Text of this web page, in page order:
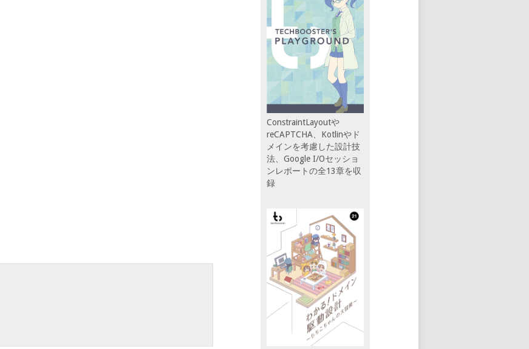
ConstraintLayoutや
reCAPTCHA、Kotlinやド
メインを考慮した設計技
法、Google I/Oセッショ
ンレポートの全13章を収
録